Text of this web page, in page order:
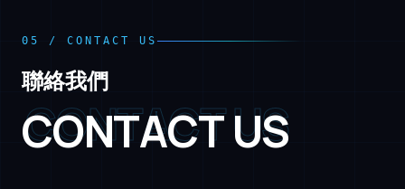
05 / CONTACT US
聯絡我們
CONTACT US
CONTACTUS